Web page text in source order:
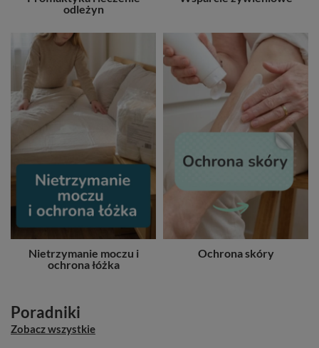
odleżyn
Nietrzymanie moczu i
ochrona łóżka
Ochrona skóry
Poradniki
Zobacz wszystkie